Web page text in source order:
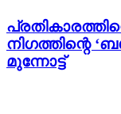
നിഗത്തിന്റെ
മുന്നോട്ട്